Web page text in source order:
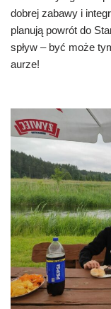
dobrej zabawy i
planują powrót do
spływ – być może
aurze!